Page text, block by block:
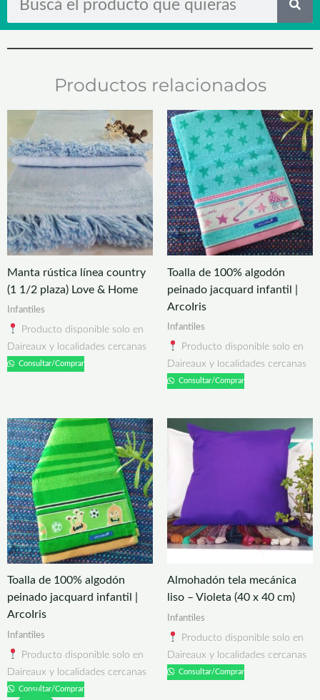
Productos relacionados
Manta rústica línea country
(1 1/2 plaza) Love & Home
Infantiles
Producto disponible solo en
Daireaux y localidades cercanas
Consultar/Comprar
Toalla de 100% algodón
peinado jacquard infantil |
ArcoIris
Infantiles
Producto disponible solo en
Daireaux y localidades cercanas
Consultar/Comprar
Toalla de 100% algodón
peinado jacquard infantil |
ArcoIris
Infantiles
Producto disponible solo en
Daireaux y localidades cercanas
Consultar/Comprar
Almohadón tela mecánica
liso – Violeta (40 x 40 cm)
Infantiles
Producto disponible solo en
Daireaux y localidades cercanas
Consultar/Comprar